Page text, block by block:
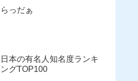
らっだぁ
日本の有名人知名度ランキ
ングTOP100